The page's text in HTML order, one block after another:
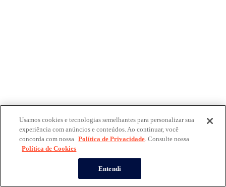
Usamos cookies e tecnologias semelhantes para personalizar sua
experiência com anúncios e conteúdos. Ao continuar, você
concorda com nossa Política de Privacidade. Consulte nossa
Política de Cookies
Entendi